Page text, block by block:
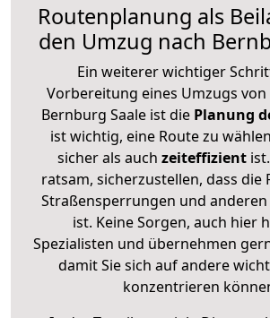
Routenplanung als
den Umzug nach
Ein weiterer wichtiger
Vorbereitung eines Umzugs
Bernburg Saale ist die Planung
ist wichtig, eine Route zu
sicher als auch zeiteffizientist.
ratsam, sicherzustellen, dass die
Straßensperrungen und
ist. Keine Sorgen, auch hier
Spezialisten und übernehmen
damit Sie sich auf andere
konzentrieren